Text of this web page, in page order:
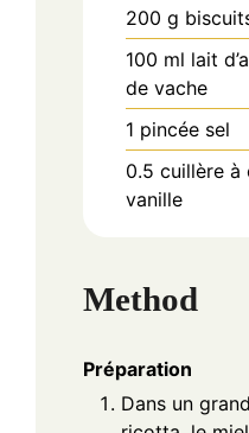
200 g
100 ml lait
de vache
1 pincée sel
0.5 cuillère à
vanille
Method
Préparation
Dans un